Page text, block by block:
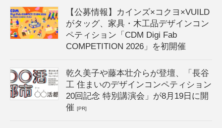
【公募情報】カインズ×コクヨ×VUILD
がタッグ、家具・木工品デザインコン
ペティション「CDM Digi Fab
COMPETITION 2026」を初開催
乾久美子や藤本壮介らが登壇、「長谷
工 住まいのデザインコンペティション
20回記念 特別講演会」が8月19日に開
催[PR]